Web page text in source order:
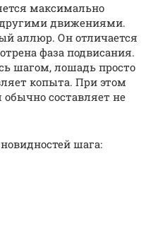
максимально
движениями.
аллюр. Он отличается
фаза подвисания.
шагом, лошадь просто
копыта. При этом
составляет не
шага: